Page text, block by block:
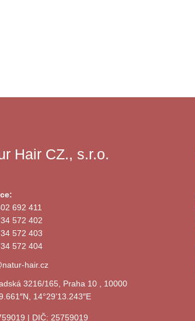
Hair CZ., s.r.o.
692 411
572 402
572 403
572 404
hair.cz
3216/165, Praha 10 , 10000
14°29’13.243″E
| DIČ: 25759019